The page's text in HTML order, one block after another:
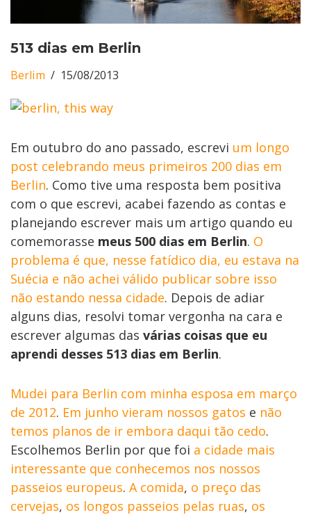
513 dias em Berlin
Berlim 15/08/2013
Em outubro do ano passado, escrevi um longo
post celebrando meus primeiros 200 dias em
Berlin. Como tive uma resposta bem positiva
com o que escrevi, acabei fazendo as contas e
planejando escrever mais um artigo quando eu
comemorasse meus 500 dias em Berlin. O
problema é que, nesse fatídico dia, eu estava na
Suécia e não achei válido publicar sobre isso
não estando nessa cidade. Depois de adiar
alguns dias, resolvi tomar vergonha na cara e
escrever algumas das várias coisas que eu
aprendi desses 513 dias em Berlin.
Mudei para Berlin com minha esposa em março
de 2012. Em junho vieram nossos gatos e não
temos planos de ir embora daqui tão cedo.
Escolhemos Berlin por que foi a cidade mais
interessante que conhecemos nos nossos
passeios europeus. A comida, o preço das
cervejas, os longos passeios pelas ruas, os